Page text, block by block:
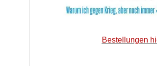
Bestellungen